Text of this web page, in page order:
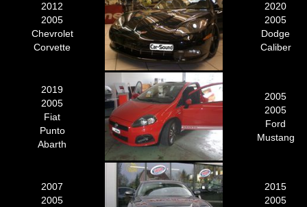
2012
2005
Chevrolet
Corvette
2020
2005
Dodge
Caliber
2019
2005
Fiat
Punto
Abarth
2005
2005
Ford
Mustang
2007
2005
2015
2005